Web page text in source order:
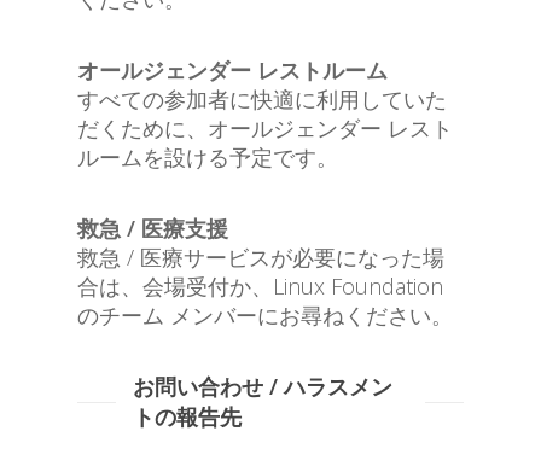
オールジェンダー レストルーム
すべての参加者に快適に利用していた
だくために、オールジェンダー レスト
ルームを設ける予定です。
救急 / 医療支援
救急 / 医療サービスが必要になった場
合は、会場受付か、Linux Foundation
のチーム メンバーにお尋ねください。
お問い合わせ / ハラスメン
トの報告先